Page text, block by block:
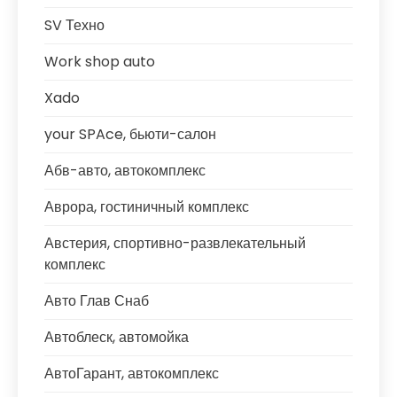
SV Техно
Work shop auto
Xado
your SPAce, бьюти-салон
Абв-авто, автокомплекс
Аврора, гостиничный комплекс
Австерия, спортивно-развлекательный
комплекс
Авто Глав Снаб
Автоблеск, автомойка
АвтоГарант, автокомплекс